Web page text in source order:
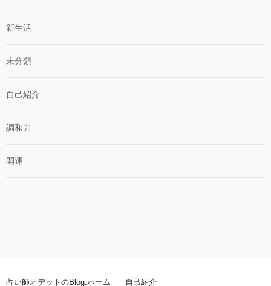
新生活
未分類
自己紹介
調和力
開運
占い師オデットのBlog:ホーム 自己紹介